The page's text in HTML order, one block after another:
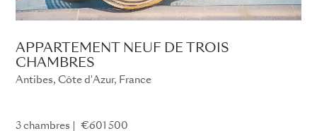
APPARTEMENT NEUF DE TROIS
CHAMBRES
Antibes, Côte d'Azur, France
3 chambres €601 500